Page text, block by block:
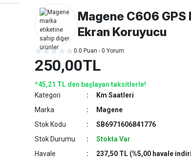
Magene C606 GPS
Ekran Koruyucu
0.0 Puan - 0 Yorum
250,00TL
*45,21 TL den başlayan taksitlerle!
Kategori
Km Saatleri
Marka
Magene
Stok Kodu
SB6971606841776
Stok Durumu
Stokta Var
Havale
237,50 TL (%5,00 havale